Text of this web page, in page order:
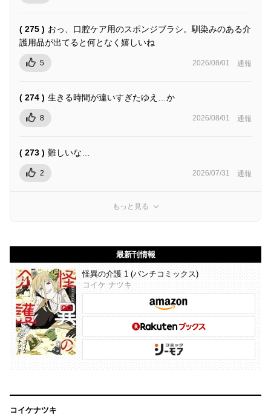
( 275 ) おっ、口腔ケア用のスポンジブラシ。馴染みのある介
護用品が出てると何となく嬉しいね
5 2026/08/01 通報
( 274 ) 生きる時間が違いすぎたゆえ…か
8 2026/08/01 通報
( 273 ) 難しいな…
2 2026/07/31 通報
もっと見る
最新刊情報
怪異の介護 1 (バンチコミックス)
コイケ ナツキ
コイケナツキ